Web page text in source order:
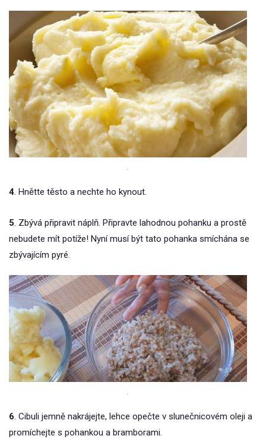
.
4. Hnětte těsto a nechte ho kynout.
5. Zbývá připravit náplň. Připravte lahodnou pohanku a prostě
nebudete mít potíže! Nyní musí být tato pohanka smíchána se
zbývajícím pyré.
.
6. Cibuli jemně nakrájejte, lehce opečte v slunečnicovém oleji a
promíchejte s pohankou a bramborami.